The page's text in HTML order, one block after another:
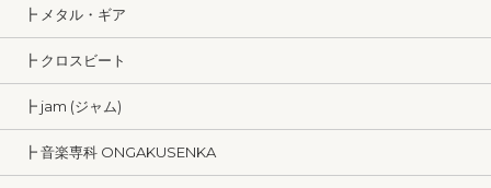
┣ メタル・ギア
┣ クロスビート
┣ jam (ジャム)
┣ 音楽専科 ONGAKUSENKA